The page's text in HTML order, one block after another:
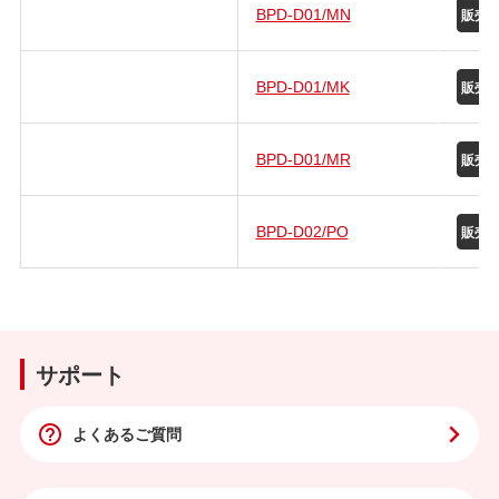
BPD-D01/MN
BPD-D01/MK
BPD-D01/MR
BPD-D02/PO
サポート
よくあるご質問